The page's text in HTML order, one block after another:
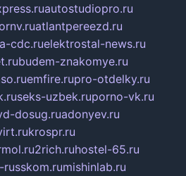
autostudiopro.ru
atlantpereezd.ru
a-cdc.ruelektrostal-news.ru
budem-znakomye.ru
emfire.rupro-otdelky.ru
seks-uzbek.ruporno-vk.ru
dosug.ruadonyev.ru
krospr.ru
2rich.ruhostel-65.ru
mishinlab.ru